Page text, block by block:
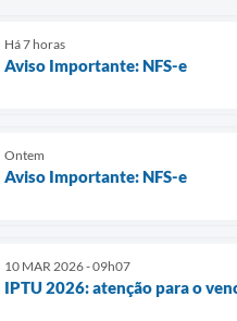
Há 7 horas
Aviso Importante: NFS-e
Ontem
Aviso Importante: NFS-e
10 MAR 2026 - 09h07
IPTU 2026: atenção para o